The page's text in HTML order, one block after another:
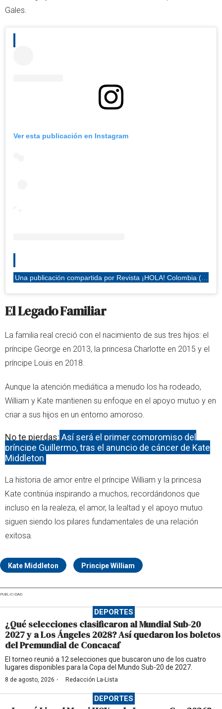
Gales.
Ver esta publicación en Instagram
Una publicación compartida por Revista ¡HOLA! Colombia (@hola_col)
El Legado Familiar
La familia real creció con el nacimiento de sus tres hijos: el
príncipe George en 2013, la princesa Charlotte en 2015 y el
príncipe Louis en 2018.
Aunque la atención mediática a menudo los ha rodeado,
William y Kate mantienen su enfoque en el apoyo mutuo y en
criar a sus hijos en un entorno amoroso.
No te pierdas: Así será el primer compromiso del
príncipe Guillermo, tras el anuncio de cáncer de Kate
Middleton
La historia de amor entre el príncipe William y la princesa
Kate continúa inspirando a muchos, recordándonos que
incluso en la realeza, el amor, la lealtad y el apoyo mutuo
siguen siendo los pilares fundamentales de una relación
exitosa.
Kate Middleton Principe William
PUBLICIDAD
DEPORTES
¿Qué selecciones clasificaron al Mundial Sub-20
2027 y a Los Ángeles 2028? Así quedaron los boletos
del Premundial de Concacaf
El torneo reunió a 12 selecciones que buscaron uno de los cuatro
lugares disponibles para la Copa del Mundo Sub-20 de 2027.
8 de agosto, 2026 · Redacción La-Lista
DEPORTES